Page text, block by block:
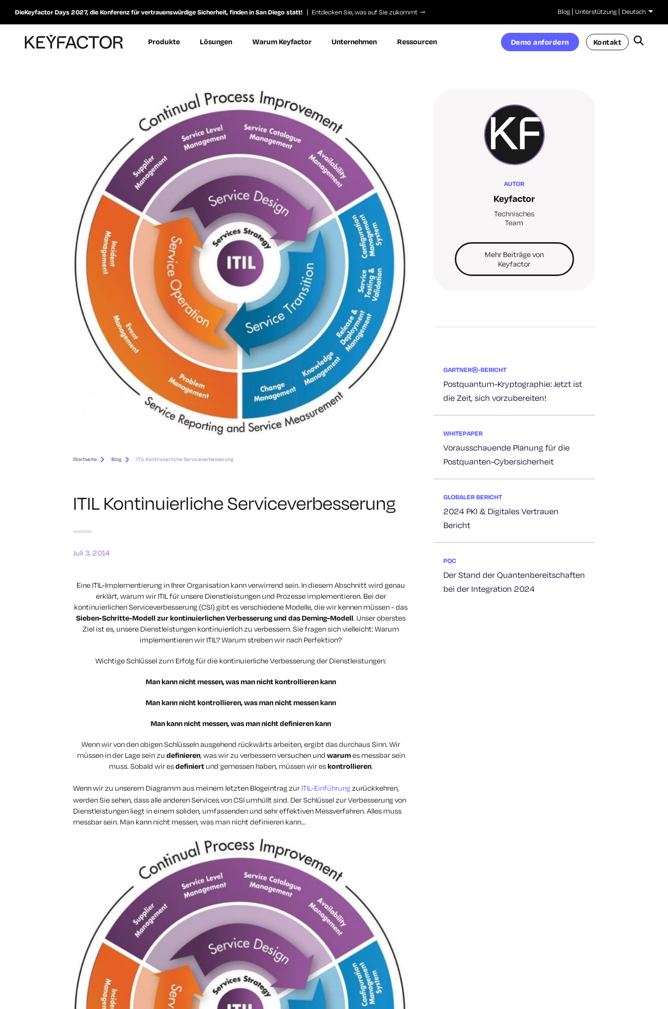
DieKeyfactor Days 2027, die Konferenz für vertrauenswürdige Sicherheit, finden in San Diego statt! Entdecken Sie, was auf Sie zukommt Blog Unterstützung Deutsch
Produkte Lösungen Warum Keyfactor Unternehmen Ressourcen Demo anfordern Kontakt
Startseite Blog ITIL Kontinuierliche Serviceverbesserung
ITIL Kontinuierliche Serviceverbesserung
Juli 3, 2014
Eine ITIL-Implementierung in Ihrer Organisation kann verwirrend sein. In diesem Abschnitt wird genau
erklärt, warum wir ITIL für unsere Dienstleistungen und Prozesse implementieren. Bei der
kontinuierlichen Serviceverbesserung (CSI) gibt es verschiedene Modelle, die wir kennen müssen - das
Sieben-Schritte-Modell zur kontinuierlichen Verbesserung und das Deming-Modell. Unser oberstes
Ziel ist es, unsere Dienstleistungen kontinuierlich zu verbessern. Sie fragen sich vielleicht: Warum
implementieren wir ITIL? Warum streben wir nach Perfektion?
Wichtige Schlüssel zum Erfolg für die kontinuierliche Verbesserung der Dienstleistungen:
Man kann nicht messen, was man nicht kontrollieren kann
Man kann nicht kontrollieren, was man nicht messen kann
Man kann nicht messen, was man nicht definieren kann
Wenn wir von den obigen Schlüsseln ausgehend rückwärts arbeiten, ergibt das durchaus Sinn. Wir
müssen in der Lage sein zu definieren, was wir zu verbessern versuchen und warumes messbar sein
muss. Sobald wir esdefiniert und gemessen haben, müssen wir eskontrollieren.
Wenn wir zu unserem Diagramm aus meinem letzten Blogeintrag zur ITIL-Einführungzurückkehren,
werden Sie sehen, dass alle anderen Services von CSI umhüllt sind. Der Schlüssel zur Verbesserung von
Dienstleistungen liegt in einem soliden, umfassenden und sehr effektiven Messverfahren. Alles muss
messbar sein. Man kann nicht messen, was man nicht definieren kann...
AUTOR
Keyfactor
Technisches
Team
Mehr Beiträge von
Keyfactor
GARTNER®-BERICHT
Postquantum-Kryptographie: Jetzt ist
die Zeit, sich vorzubereiten!
WHITEPAPER
Vorausschauende Planung für die
Postquanten-Cybersicherheit
GLOBALER BERICHT
2024 PKI & Digitales Vertrauen
Bericht
PQC
Der Stand der Quantenbereitschaften
bei der Integration 2024